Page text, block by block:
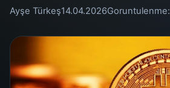
Ayşe Türkeş14.04.2026Goruntulenme: